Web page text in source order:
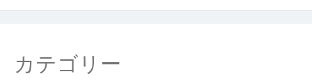
カテゴリー